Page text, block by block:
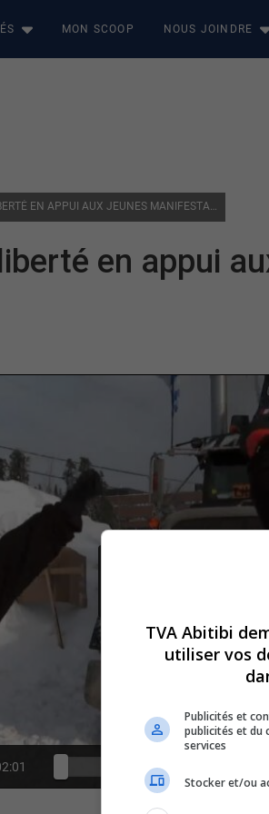
MON SCOOP NOUS JOINDRE
LE CONVOI DE LA LIBERTÉ EN APPUI AUX JEUNES MANIFESTANTS
en appui
TVA Abitibi
utiliser vos
Publicités et
publicités et du
services
Stocker et/ou